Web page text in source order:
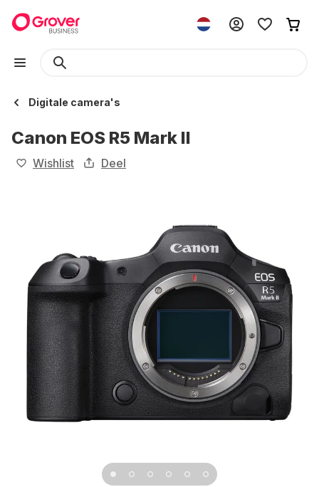
Digitale camera's
Canon EOS R5 Mark II
Wishlist Deel